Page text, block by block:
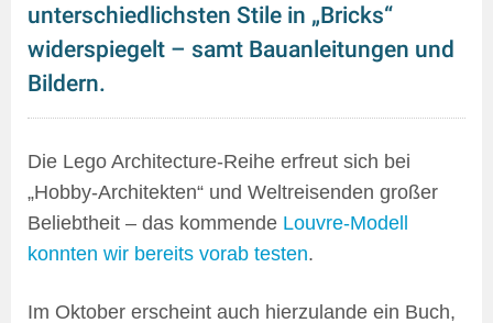
unterschiedlichsten Stile in „Bricks“
widerspiegelt – samt Bauanleitungen und
Bildern.
Die Lego Architecture-Reihe erfreut sich bei
„Hobby-Architekten“ und Weltreisenden großer
Beliebtheit – das kommende Louvre-Modell
konnten wir bereits vorab testen.
Im Oktober erscheint auch hierzulande ein Buch,